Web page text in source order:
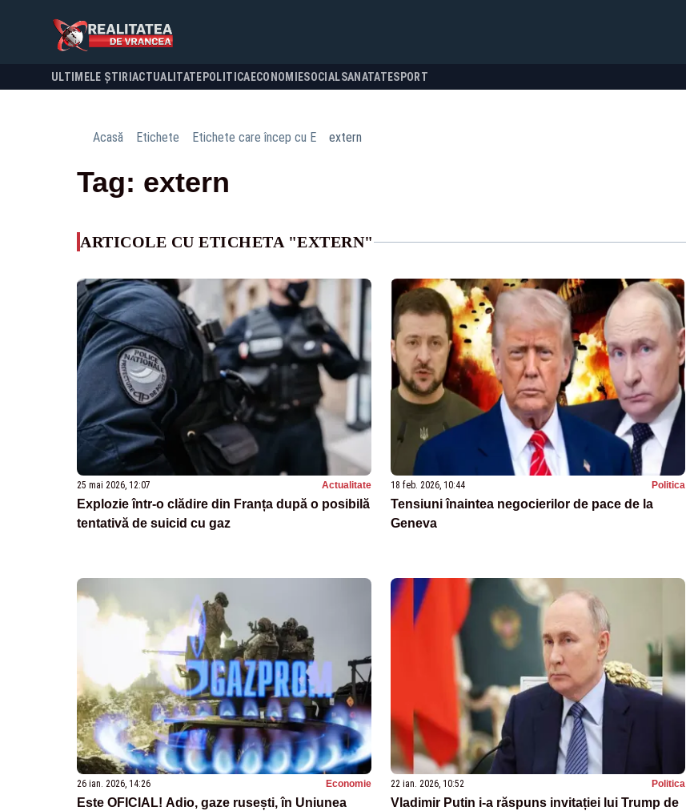
ULTIMELE ȘTIRI ACTUALITATE POLITICA ECONOMIESOCIALSANATATESPORT
Acasă Etichete Etichete care încep cu E extern
Tag: extern
ARTICOLE CU ETICHETA "EXTERN"
25 mai 2026, 12:07 Actualitate
Explozie într-o clădire din Franța după o posibilă
tentativă de suicid cu gaz
18 feb. 2026, 10:44 Politica
Tensiuni înaintea negocierilor de pace de la
Geneva
26 ian. 2026, 14:26 Economie
Este OFICIAL! Adio, gaze rusești, în Uniunea
22 ian. 2026, 10:52 Politica
Vladimir Putin i-a răspuns invitației lui Trump de